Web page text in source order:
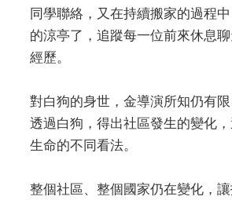
同學聯絡，又在持續搬家的過程
的涼亭了，追蹤每一位前來休息
經歷。
對白狗的身世，金導演所知仍有
透過白狗，得出社區發生的變化
生命的不同看法。
整個社區、整個國家仍在變化，